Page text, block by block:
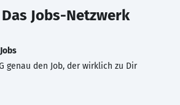
Das Jobs-Netzwerk
genau den Job, der wirklich zu Dir